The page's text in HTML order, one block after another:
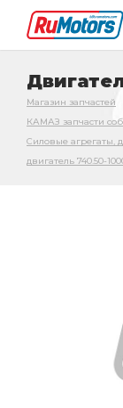
Магазин запчастей
КАМАЗ запчасти
Силовые агрегаты,
двигатель 740.50-